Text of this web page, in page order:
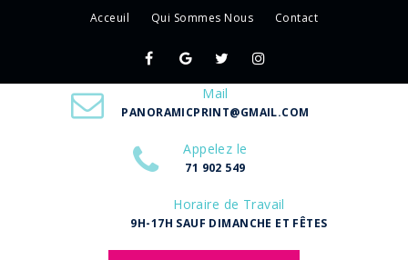
Acceuil Qui Sommes Nous Contact
Mail
PANORAMICPRINT@GMAIL.COM
Appelez le
71 902 549
Horaire de Travail
9H-17H SAUF DIMANCHE ET FÊTES